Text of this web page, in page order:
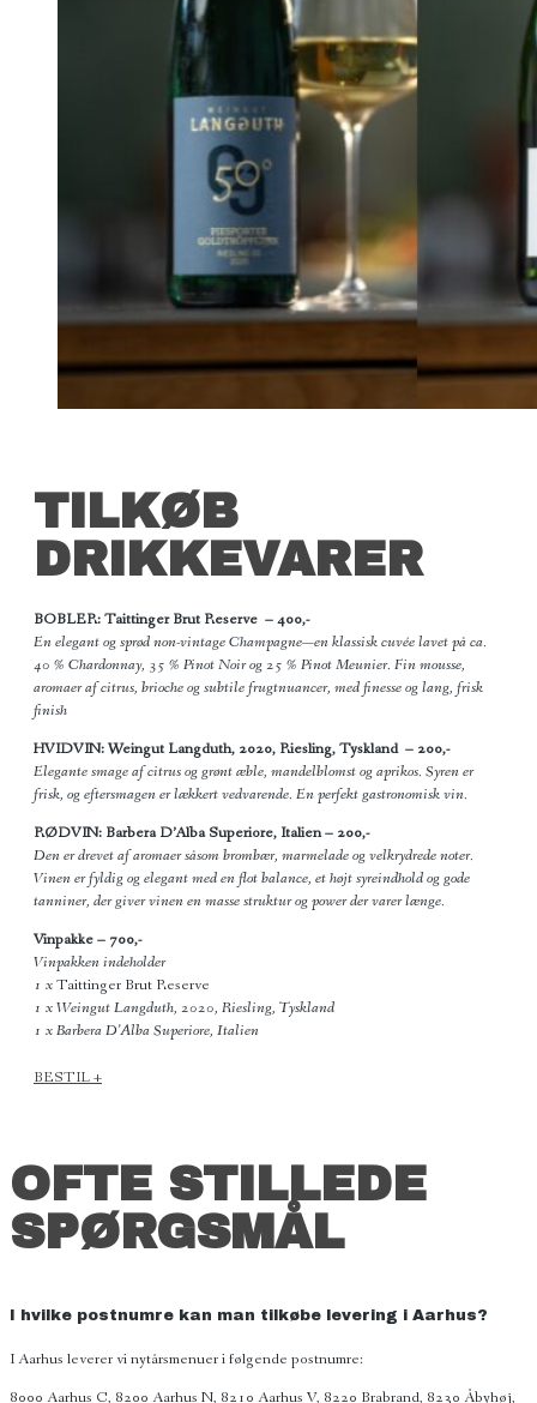
TILKØB
DRIKKEVARER
BOBLER:Taittinger Brut Reserve – 400,-
En elegant og sprød non-vintage Champagne—en klassisk cuvée lavet på ca.
40 % Chardonnay, 35 % Pinot Noir og 25 % Pinot Meunier. Fin mousse,
aromaer af citrus, brioche og subtile frugtnuancer, med finesse og lang, frisk
finish
HVIDVIN:Weingut Langduth, 2020, Riesling, Tyskland – 200,-
Elegante smage af citrus og grønt æble, mandelblomst og aprikos. Syren er
frisk, og eftersmagen er lækkert vedvarende. En perfekt gastronomisk vin.
RØDVIN: Barbera D’Alba Superiore, Italien– 200,-
Den er drevet af aromaer såsom brombær, marmelade og velkrydrede noter.
Vinen er fyldig og elegant med en flot balance, et højt syreindhold og gode
tanniner, der giver vinen en masse struktur og power der varer længe.
Vinpakke– 700,-
Vinpakken indeholder
1 xTaittinger Brut Reserve
1 x Weingut Langduth, 2020, Riesling, Tyskland
1 x Barbera D’Alba Superiore, Italien
BESTIL +
OFTE STILLEDE
SPØRGSMÅL
I hvilke postnumre kan man tilkøbe levering i Aarhus?
I Aarhus leverer vi nytårsmenuer i følgende postnumre:
8000 Aarhus C, 8200 Aarhus N, 8210 Aarhus V, 8220 Brabrand, 8230 Åbyhøj,